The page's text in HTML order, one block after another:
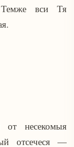
Темже вси Тя
от несекомыя
отсечеся —